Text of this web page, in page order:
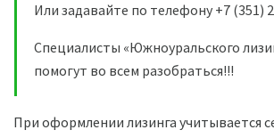
Или задавайте по телефону +7 (351)
Специалисты «Южноуральского
помогут во всем разобраться!!!
При оформлении лизинга учитывается